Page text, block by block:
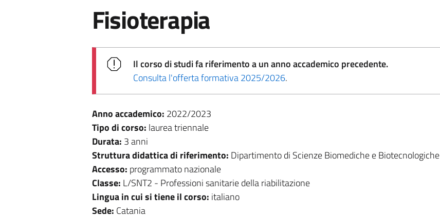
Fisioterapia
Il corso di studi fa riferimento a un anno accademico precedente.
Consulta l'offerta formativa 2025/2026.
Anno accademico: 2022/2023
Tipo di corso: laurea triennale
Durata: 3 anni
Struttura didattica di riferimento: Dipartimento di Scienze Biomediche e Biotecnologiche
Accesso: programmato nazionale
Classe: L/SNT2 - Professioni sanitarie della riabilitazione
Lingua in cui si tiene il corso: italiano
Sede: Catania